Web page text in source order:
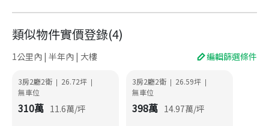
類似物件實價登錄(4)
1公里內 | 半年內 | 大樓 編輯篩選條件
3房2廳2衛 | 26.72坪 |
無車位
310萬 11.6萬/坪
3房2廳2衛 | 26.59坪 |
無車位
398萬 14.97萬/坪